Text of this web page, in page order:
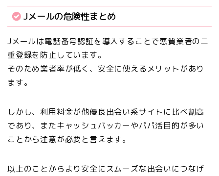
Jメールの危険性まとめ
Jメールは電話番号認証を導入することで悪質業者の二
重登録を防止しています。
そのため業者率が低く、安全に使えるメリットがあり
ます。
しかし、利用料金が他優良出会い系サイトに比べ割高
であり、またキャッシュバッカーやパパ活目的が多い
ことから注意が必要と言えます。
以上のことからより安全にスムーズな出会いにつなげ